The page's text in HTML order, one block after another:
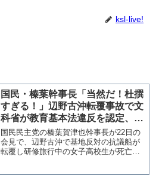
ksl-live!
国民・榛葉幹事長「当然だ！杜撰
すぎる！」辺野古沖転覆事故で文
科省が教育基本法違反を認定、政
治的中立に欠く平和教育【KSLチ
ャンネル】
国民民主党の榛葉賀津也幹事長が22日の
会見で、辺野古沖で基地反対の抗議船が
転覆し研修旅行中の女子高校生が死亡し